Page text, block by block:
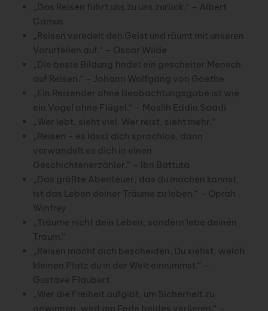
„Das Reisen führt uns zu uns zurück.“ – Albert
Camus
„Reisen veredelt den Geist und räumt mit unseren
Vorurteilen auf.“ – Oscar Wilde
„Die beste Bildung findet ein gescheiter Mensch
auf Reisen.“ – Johann Wolfgang von Goethe
„Ein Reisender ohne Beobachtungsgabe ist wie
ein Vogel ohne Flügel.“ – Moslih Eddin Saadi
„Wer lebt, sieht viel. Wer reist, sieht mehr.“
„Reisen – es lässt dich sprachlos, dann
verwandelt es dich in einen
Geschichtenerzähler.“ – Ibn Battuta
„Das größte Abenteuer, das du machen kannst,
ist das Leben deiner Träume zu leben.“ – Oprah
Winfrey
„Träume nicht dein Leben, sondern lebe deinen
Traum.“
„Reisen macht dich bescheiden. Du siehst, welch
kleinen Platz du in der Welt einnimmst.“ –
Gustave Flaubert
„Wer die Freiheit aufgibt, um Sicherheit zu
gewinnen, wird am Ende beides verlieren.“ –